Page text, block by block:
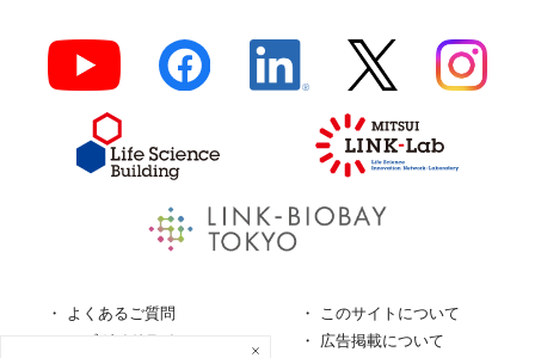
よくあるご質問
このサイトについて
ロゴガイドライン
広告掲載について